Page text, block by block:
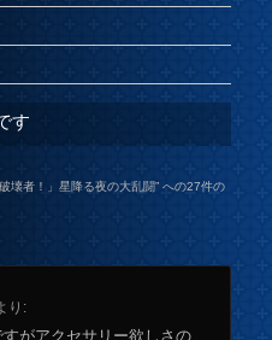
す
壊者！」星降る夜の大乱闘” への27件の
り:
がアクセサリー欲しさの